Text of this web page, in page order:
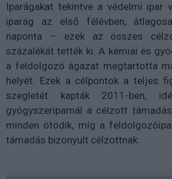
Iparágakat tekintve a védelmi ipar
iparág az első félévben,
naponta – ezek az összes
százalékát tették ki. A kémiai és
a feldolgozó ágazat megtartotta
helyét. Ezek a célpontok a teljes
szegletét kapták 2011-ben,
gyógyszeriparnál a célzott
minden ötödik, míg a
támadás bizonyult célzottnak.